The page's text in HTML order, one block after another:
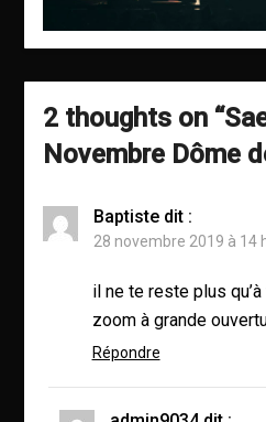
2 thoughts on “
Novembre Dôme
Baptiste dit :
28 novembre 2019 à 14
il ne te reste plus
zoom à grande
Répondre